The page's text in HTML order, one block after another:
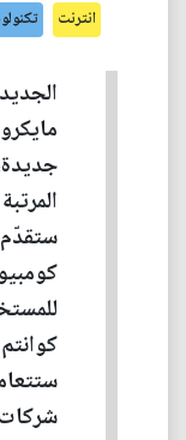
انترنت